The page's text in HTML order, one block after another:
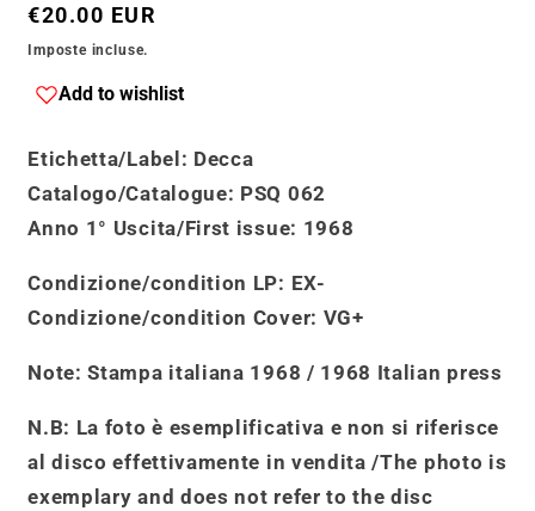
modale
Prezzo
di
€20.00 EUR
Imposte incluse.
Add to wishlist
Etichetta/Label: Decca
Catalogo/Catalogue: PSQ 062
Anno 1° Uscita/First issue: 1968
Condizione/condition LP: EX-
Condizione/condition Cover: VG+
Note: Stampa italiana 1968 / 1968 Italian press
N.B: La foto è esemplificativa e non si riferisce
al disco effettivamente in vendita /The photo is
exemplary and does not refer to the disc